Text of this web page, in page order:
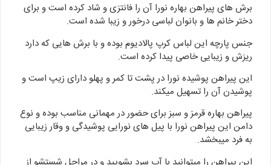
برش های پیراهن بهاره نورا آن را فانتزی و شاد کرده است و برای
دختر خانم ها و بانوان لباسی درخور و زیبا شده است.
جنس پارچه این لباس کرپ پالادیوم بوده و با برش هایی که دارد
ریزش و زیبایی خاصی پیدا کرده است.
این پیراهن پوشیده نورا در پشت تا کمر و پهلو دارای زیپ است و
پوشیدن آن را تسهیل میکند.
پیراهن بهاره قرمز و سبز برای حضور در مهمانی مناسب بوده و نوع
دامن این پیراهن نورا با پیل های نورایی پوشیدگی و وقار زیبایی
به فرد میبخشد.